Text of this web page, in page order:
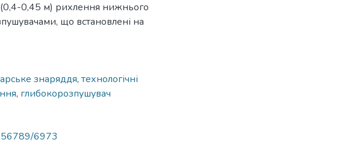
0,45 м) рихлення нижнього
що встановлені на
знаряддя, технологічні
, глибокорозпушувач
6973